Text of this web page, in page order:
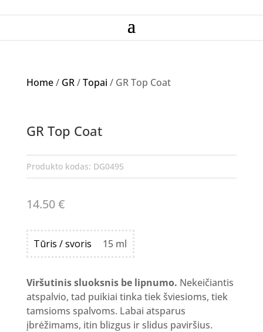
Home/ GR/Topai / GR Top Coat
GR Top Coat
Produkto kodas: DG0495
14.50€
Tūris / svoris 15 ml
Viršutinis sluoksnis be lipnumo. Nekeičiantis
atspalvio, tad puikiai tinka tiek šviesioms, tiek
tamsioms spalvoms. Labai atsparus
įbrėžimams, itin blizgus ir slidus paviršius.